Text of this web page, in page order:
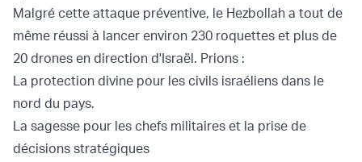
Malgré cette attaque préventive, le Hezbollah a tout de
même réussi à lancer environ 230 roquettes et plus de
20 drones en direction d'Israël. Prions :
La protection divine pour les civils israéliens dans le
nord du pays.
La sagesse pour les chefs militaires et la prise de
décisions stratégiques